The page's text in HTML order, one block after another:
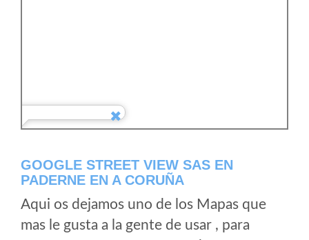
GOOGLE STREET VIEW SAS EN
PADERNE EN A CORUÑA
Aqui os dejamos uno de los Mapas que
mas le gusta a la gente de usar , para